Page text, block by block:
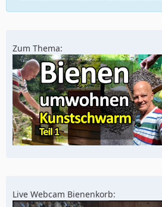
Zum Thema:
Live Webcam Bienenkorb: